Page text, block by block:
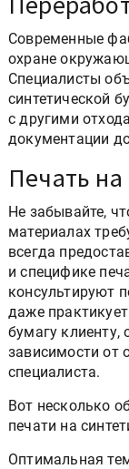
Современные
охране
Специалисты
синтетической
с другими
документации
Печать
Не забывайте,
материалах
всегда
и специфике
консультируют
даже
бумагу клиенту,
зависимости от
специалиста.
Вот несколько
печати на
Оптимальная